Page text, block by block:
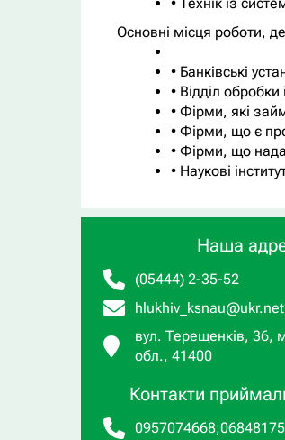
• Технік із
Основні місця роботи,
• Банківські
• Відділ
• Фірми, які
• Фірми, що є
• Фірми, що
• Наукові
Наша
(05444) 2-35-52
hlukhiv_ksnau@ukr.net
вул. Терещенків, 36,
обл., 41400
Контакти
0957074668;